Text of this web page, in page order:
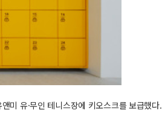
미 유·무인 테니스장에 키오스크를 보급했다.